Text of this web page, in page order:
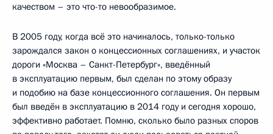
качеством – это что-то невообразимое.
В 2005 году, когда всё это начиналось, только-только
зарождался закон о концессионных соглашениях, и участок
дороги «Москва – Санкт-Петербург», введённый
в эксплуатацию первым, был сделан по этому образу
и подобию на базе концессионного соглашения. Он первым
был введён в эксплуатацию в 2014 году и сегодня хорошо,
эффективно работает. Помню, сколько было разных споров